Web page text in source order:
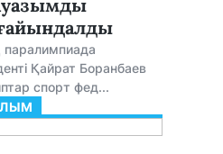
Қайрат Боранбаев
спорт фед...